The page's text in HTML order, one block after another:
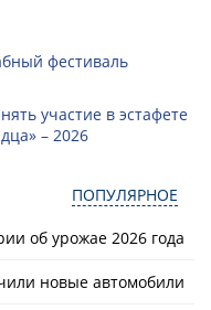
фестиваль
участие в эстафете
– 2026
ПОПУЛЯРНОЕ
об урожае 2026 года
новые автомобили